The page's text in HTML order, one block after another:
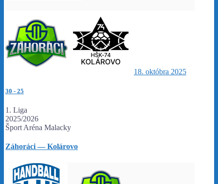
18. októbra 2025
30 - 25
1. Liga
2025/2026
Šport Aréna Malacky
Záhoráci — Kolárovo